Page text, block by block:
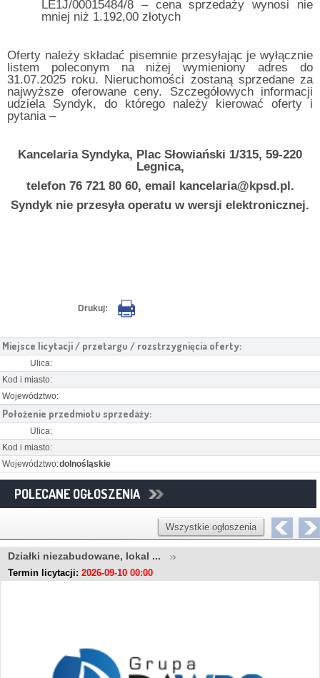
LE1J/00015484/8 – cena sprzedaży wynosi nie
mniej niż 1.192,00 złotych
Oferty należy składać pisemnie przesyłając je wyłącznie
listem poleconym na niżej wymieniony adres do
31.07.2025 roku. Nieruchomości zostaną sprzedane za
najwyższe oferowane ceny. Szczegółowych informacji
udziela Syndyk, do którego należy kierować oferty i
pytania –
Kancelaria Syndyka, Plac Słowiański 1/315, 59-220
Legnica,
telefon 76 721 80 60, email kancelaria@kpsd.pl.
Syndyk nie przesyła operatu w wersji elektronicznej.
Drukuj:
Miejsce licytacji / przetargu / rozstrzygnięcia oferty:
Ulica:
Kod i miasto:
Województwo:
Położenie przedmiotu sprzedaży:
Ulica:
Kod i miasto:
Województwo:dolnośląskie
POLECANE OGŁOSZENIA
Wszystkie ogłoszenia
Działki niezabudowane, lokal ...
Termin licytacji: 2026-09-10 00:00